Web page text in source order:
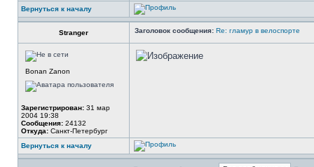
Вернуться к началу
Stranger Заголовок сообщения: Re: гламур в велоспорте
Bonan Zanon
Зарегистрирован: 31 мар
2004 19:38
Сообщения: 24132
Откуда: Санкт-Петербург
Вернуться к началу